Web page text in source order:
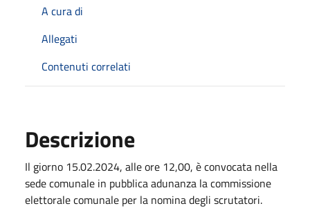
A cura di
Allegati
Contenuti correlati
Descrizione
Il giorno 15.02.2024, alle ore 12,00, è convocata nella
sede comunale in pubblica adunanza la commissione
elettorale comunale per la nomina degli scrutatori.